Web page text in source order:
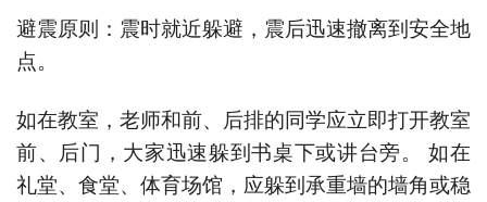
避震原则：震时就近躲避，震后迅速撤离到安全地
点。
如在教室，老师和前、后排的同学应立即打开教室
前、后门，大家迅速躲到书桌下或讲台旁。 如在
礼堂、食堂、体育场馆，应躲到承重墙的墙角或稳